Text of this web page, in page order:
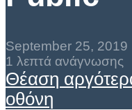
September 25, 2019
1 λεπτά ανάγνωσης
Θέαση
οθόνη